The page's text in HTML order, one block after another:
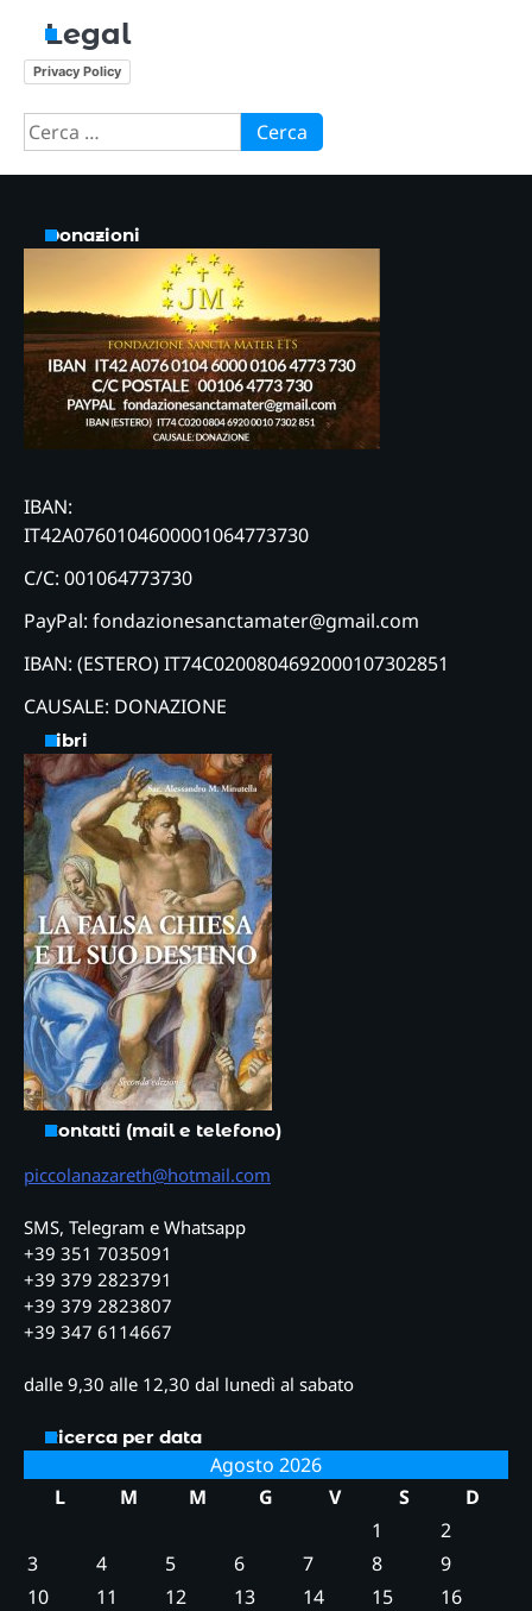
Legal
Privacy Policy
Ricerca
per:
Donazioni
IBAN:
IT42A0760104600001064773730
C/C: 001064773730
PayPal: fondazionesanctamater@gmail.com
IBAN: (ESTERO) IT74C0200804692000107302851
CAUSALE: DONAZIONE
Libri
Contatti (mail e telefono)
piccolanazareth@hotmail.com
SMS, Telegram e Whatsapp
+39 351 7035091
+39 379 2823791
+39 379 2823807
+39 347 6114667
dalle 9,30 alle 12,30 dal lunedì al sabato
Ricerca per data
Agosto 2026
L
M M G V S
D
1
2
3
4 5 6 7 8
9
10
11 12 13 14 15 16